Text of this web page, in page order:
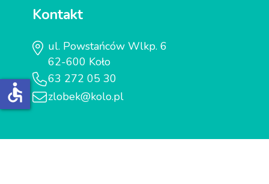
Kontakt
ul. Powstańców Wlkp. 6
62-600 Koło
63 272 05 30
zlobek@kolo.pl
accessible